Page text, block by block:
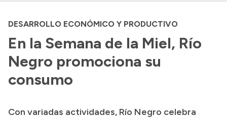
Delegaciones
Normativa
Transparencia
DESARROLLO ECONÓMICO Y PRODUCTIVO
En la Semana de la Miel, Río
Negro promociona su
consumo
Con variadas actividades, Río Negro celebra